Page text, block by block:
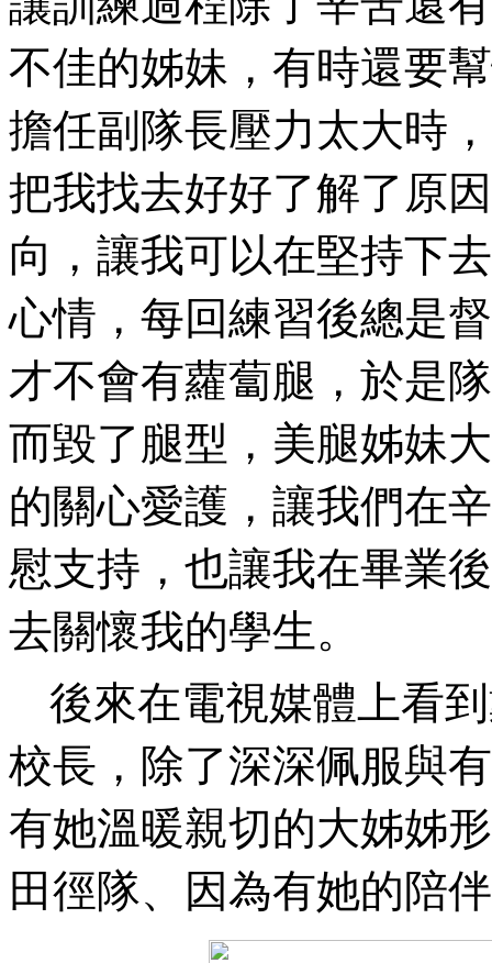
不佳的姊妹，有時還要
擔任副隊長壓力太大時
把我找去好好了解了原
向，讓我可以在堅持下
心情，每回練習後總是
才不會有蘿蔔腿，於是
而毀了腿型，美腿姊妹
的關心愛護，讓我們在
慰支持，也讓我在畢業
去關懷我的學生。
後來在電視媒體上看
校長，除了深深佩服與
有她溫暖親切的大姊姊
田徑隊、因為有她的陪